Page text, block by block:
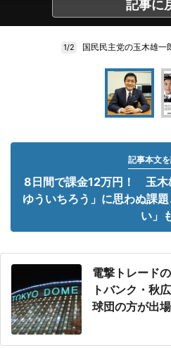
記事に
1/2 国民民主党の玉木雄一
記事本文
8日間で課金12万円！ 玉木
ゆういちろう」に思わぬ課
い」
電撃トレード
トバンク・秋
球団の方が出